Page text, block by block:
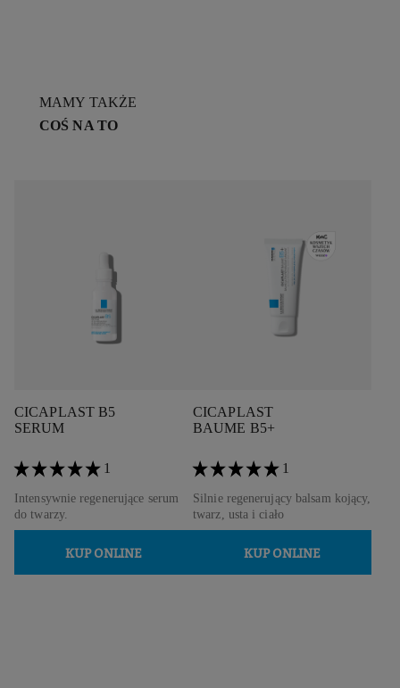
MAMY TAKŻE
COŚ NA TO
CICAPLAST B5
SERUM
1
Intensywnie regenerujące serum
do twarzy.
KUP ONLINE
CICAPLAST
BAUME B5+
1
Silnie regenerujący balsam kojący,
twarz, usta i ciało
KUP ONLINE